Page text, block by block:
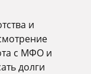
и
с МФО и
долги